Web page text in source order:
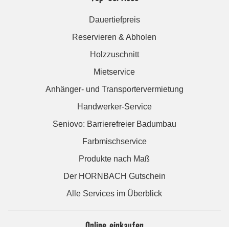
Dauertiefpreis
Reservieren & Abholen
Holzzuschnitt
Mietservice
Anhänger- und Transportervermietung
Handwerker-Service
Seniovo: Barrierefreier Badumbau
Farbmischservice
Produkte nach Maß
Der HORNBACH Gutschein
Alle Services im Überblick